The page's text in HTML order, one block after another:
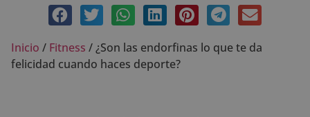
Inicio / Fitness /¿Son las endorfinas lo que te da
felicidad cuando haces deporte?